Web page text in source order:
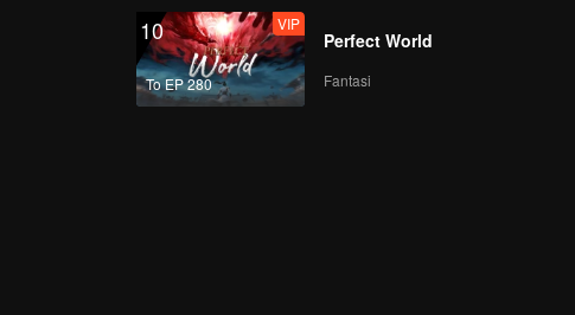
10
To EP 280
VIP
Perfect World
Fantasi